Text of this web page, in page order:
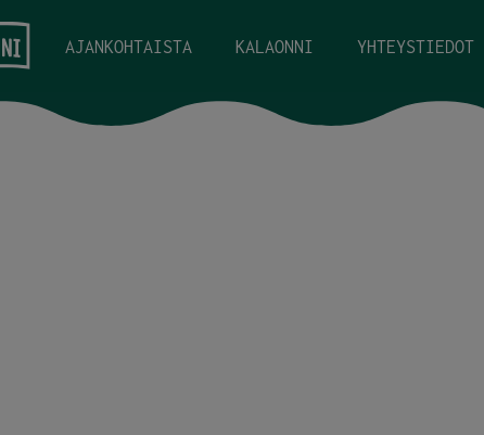
AJANKOHTAISTA KALAONNI YHTEYSTIEDOT